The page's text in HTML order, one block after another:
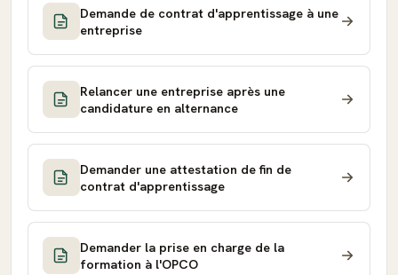
Demande de contrat d'apprentissage à une
entreprise
Relancer une entreprise après une
candidature en alternance
Demander une attestation de fin de
contrat d'apprentissage
Demander la prise en charge de la
formation à l'OPCO